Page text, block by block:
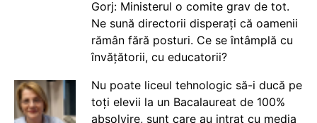
Gorj: Ministerul o comite grav de tot.
Ne sună directorii disperați că oamenii
rămân fără posturi. Ce se întâmplă cu
învățătorii, cu educatorii?
Nu poate liceul tehnologic să-i ducă pe
toți elevii la un Bacalaureat de 100%
absolvire, sunt care au intrat cu media